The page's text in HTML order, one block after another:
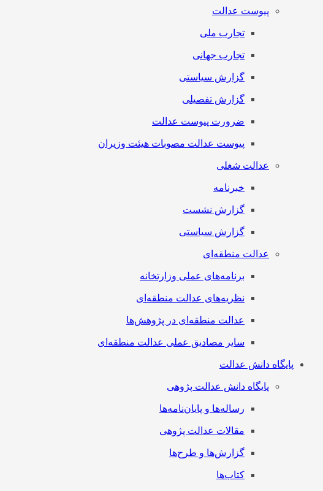
پیوست عدالت
تجارب ملی
تجارب جهانی
گزارش سیاستی
گزارش تفصیلی
ضرورت پیوست عدالت
پیوست عدالت مصوبات هیئت وزیران
عدالت شغلی
خبرنامه
گزارش نشست
گزارش سیاستی
عدالت منطقه‌ای
برنامه‌های عملی وزارتخانه
نظریه‌های عدالت منطقه‌ای
عدالت منطقه‌ای در پژوهش‌ها
سایر مصادیق عملی عدالت منطقه‌ای
پایگاه دانش عدالت
پایگاه دانش عدالت پژوهی
رساله‌ها و پایان‌نامه‌ها
مقالات عدالت پژوهی
گزارش‌ها و طرح‌ها
کتاب‌ها